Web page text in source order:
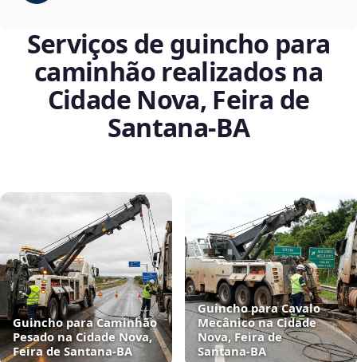
Serviços de guincho para
caminhão realizados na
Cidade Nova, Feira de
Santana‑BA
Guincho para Caminhão
Pesado na Cidade Nova,
Feira de Santana‑BA
Guincho para Cavalo
Mecânico na Cidade
Nova, Feira de
Santana‑BA